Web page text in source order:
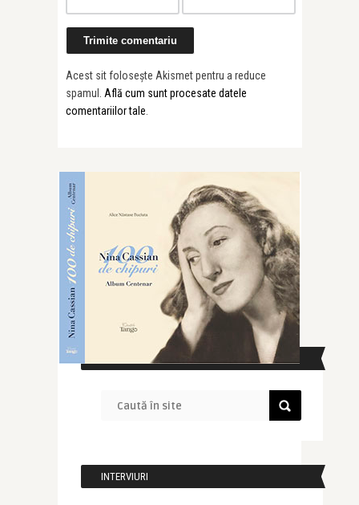
Acest sit folosește Akismet pentru a reduce
spamul. Află cum sunt procesate datele
comentariilor tale
CAUTĂ ÎN SITE
INTERVIURI